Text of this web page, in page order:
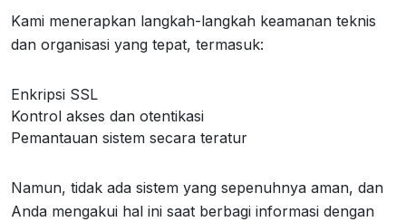
Kami menerapkan langkah-langkah keamanan teknis
dan organisasi yang tepat, termasuk:
Enkripsi SSL
Kontrol akses dan otentikasi
Pemantauan sistem secara teratur
Namun, tidak ada sistem yang sepenuhnya aman, dan
Anda mengakui hal ini saat berbagi informasi dengan